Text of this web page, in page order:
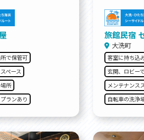
やさしい宿
トステーション
浜シーサイドルート利活用
で保管可
ペース
所
ランあり
旅館民宿
大洗町
客室に持ち込
玄関、ロビー
メンテナンス
自転車の洗浄